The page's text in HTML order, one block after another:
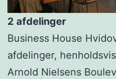
2 afdelinger
Business House
afdelinger,
Arnold Nielsens